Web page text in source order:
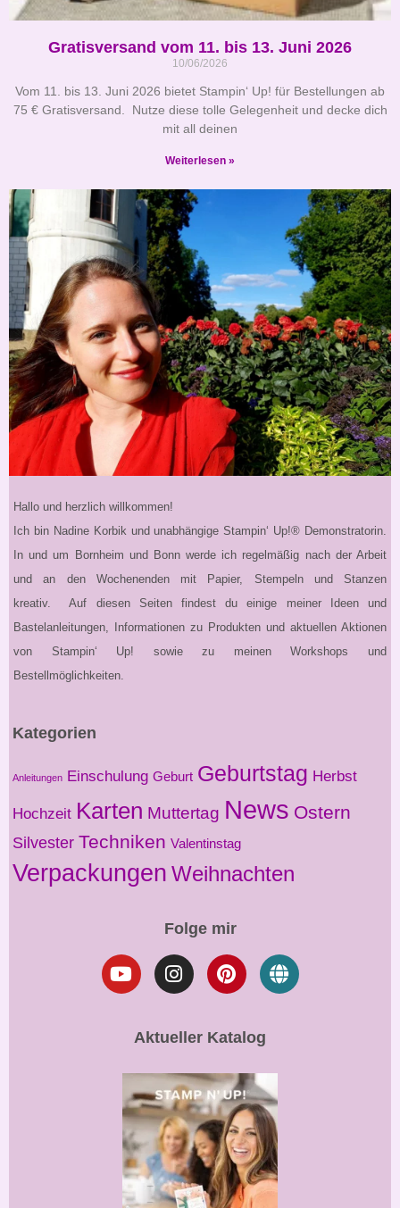
Gratisversand vom 11. bis 13. Juni 2026
10/06/2026
Vom 11. bis 13. Juni 2026 bietet Stampin‘ Up! für Bestellungen ab
75 € Gratisversand. Nutze diese tolle Gelegenheit und decke dich
mit all deinen
Weiterlesen »
Hallo und herzlich willkommen!
Ich bin Nadine Korbik und unabhängige Stampin‘ Up!® Demonstratorin.
In und um Bornheim und Bonn werde ich regelmäßig nach der Arbeit
und an den Wochenenden mit Papier, Stempeln und Stanzen
kreativ. Auf diesen Seiten findest du einige meiner Ideen und
Bastelanleitungen, Informationen zu Produkten und aktuellen Aktionen
von Stampin‘ Up! sowie zu meinen Workshops und
Bestellmöglichkeiten.
Kategorien
Anleitungen Einschulung Geburt Geburtstag Herbst
Hochzeit Karten Muttertag News Ostern
Silvester Techniken Valentinstag
Verpackungen Weihnachten
Folge mir
Aktueller Katalog